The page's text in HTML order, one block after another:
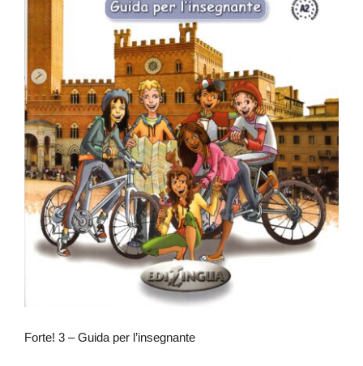
Forte! 3 – Guida per l’insegnante
Forte! 3 – Guida per l’insegnante